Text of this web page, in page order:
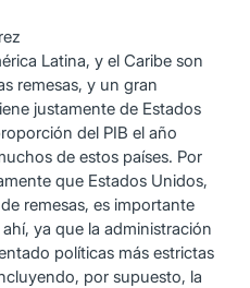
Latina, y el Caribe son
remesas, y un gran
justamente de Estados
del PIB el año
de estos países. Por
que Estados Unidos,
remesas, es importante
ya que la administración
políticas más estrictas
por supuesto, la